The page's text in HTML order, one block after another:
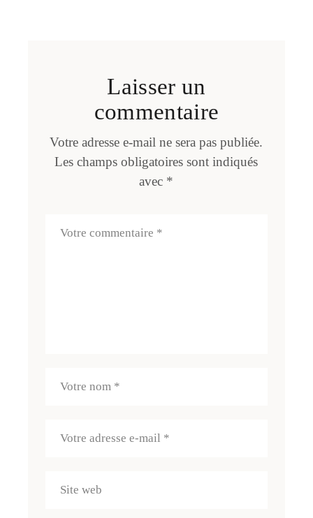
Laisser un
commentaire
Votre adresse e-mail ne sera pas publiée.
Les champs obligatoires sont indiqués
avec *